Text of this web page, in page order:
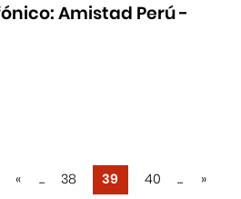
Amistad Perú -
« ... 38 39 40 ... »